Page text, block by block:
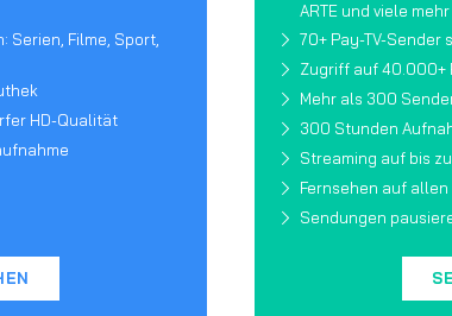
Serien, Filme, Sport,
HD-Qualität
ARTE und viele mehr
70+ Pay-TV-Sender
Zugriff auf 40.000+
Mehr als 300
300 Stunden
Streaming auf bis
Fernsehen auf
Sendungen